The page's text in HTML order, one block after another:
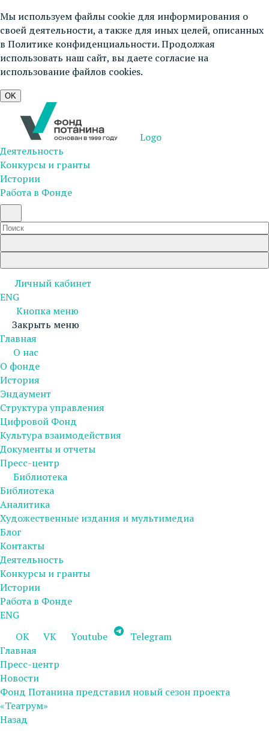
Мы используем файлы cookie для информирования о
своей деятельности, а также для иных целей, описанных
в Политике конфиденциальности. Продолжая
использовать наш сайт, вы даете согласие на
использование файлов cookies.
OK
Logo
Деятельность
Конкурсы и гранты
Истории
Работа в Фонде
Личный кабинет
ENG
Кнопка меню
Закрыть меню
Главная
О нас
О фонде
История
Эндаумент
Структура управления
Цифровой Фонд
Культура взаимодействия
Документы и отчеты
Пресс-центр
Библиотека
Библиотека
Аналитика
Художественные издания и мультимедиа
Блог
Контакты
Деятельность
Конкурсы и гранты
Истории
Работа в Фонде
ENG
OK
VK Youtube
Telegram
Главная
Пресс-центр
Новости
Фонд Потанина представил новый сезон проекта
«Театрум»
Назад